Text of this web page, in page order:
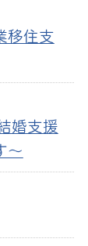
移住支
婚支援
～